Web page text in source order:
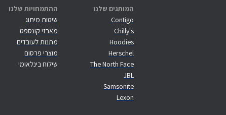
המותגים שלנו
Contigo
Chilly's
Hoodies
Herschel
The North Face
JBL
Samsonite
Lexon
ההתמחויות שלנו
שיטות מיתוג
מארזי קונספט
מתנות לעובדים
מוצרי פרסום
שילוח בינלאומי